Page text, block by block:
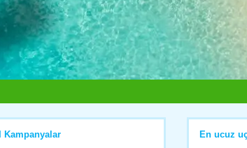
Kampanyalar En ucuz